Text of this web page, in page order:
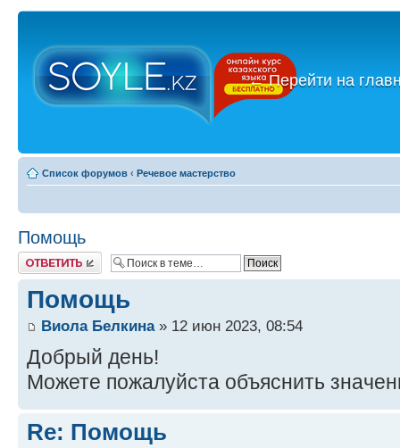
←Перейти на
Список форумов ‹ Речевое мастерство
Помощь
Ответить
Помощь
Виола Белкина» 12 июн 2023, 08:54
Добрый день!
Можете пожалуйста объяснить
Re: Помощь